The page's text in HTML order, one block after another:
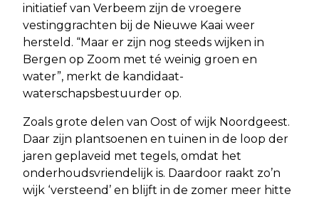
initiatief van Verbeem zijn de vroegere
vestinggrachten bij de Nieuwe Kaai weer
hersteld. “Maar er zijn nog steeds wijken in
Bergen op Zoom met té weinig groen en
water”, merkt de kandidaat-
waterschapsbestuurder op.
Zoals grote delen van Oost of wijk Noordgeest.
Daar zijn plantsoenen en tuinen in de loop der
jaren geplaveid met tegels, omdat het
onderhoudsvriendelijk is. Daardoor raakt zo’n
wijk ‘versteend’ en blijft in de zomer meer hitte